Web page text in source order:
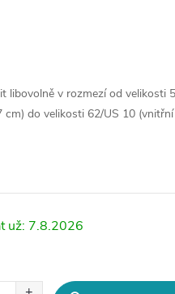
libovolně v rozmezí od velikosti
do velikosti 62/US 10
7.8.2026